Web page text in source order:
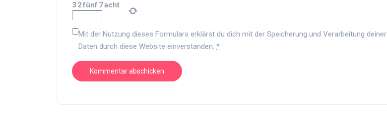
3 2fünf 7acht
Mit der Nutzung dieses Formulars erklärst du dich mit der Speicherung und Verarbeitung deiner
Daten durch diese Website einverstanden. *